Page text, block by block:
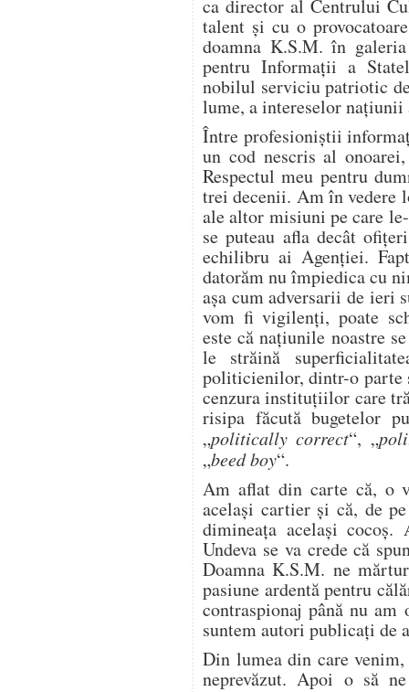
ca director al Centrului
talent şi cu o
doamna K.S.M. în
pentru Informaţii a
nobilul serviciu patriotic
lume, a intereselor naţiunii
Între profesioniştii
un cod nescris al
Respectul meu pentru
trei decenii. Am în vedere
ale altor misiuni pe care
se puteau afla decât
echilibru ai Agenţiei.
datorăm nu împiedica cu
aşa cum adversarii de ieri
vom fi vigilenţi, poate
este că naţiunile noastre
le străină
politicienilor, dintr-o parte
cenzura instituţiilor care
risipa făcută bugetelor
„politically correct“, „
„beed boy“.
Am aflat din carte că, o
acelaşi cartier şi că, de
dimineaţa acelaşi cocoş.
Undeva se va crede că
Doamna K.S.M. ne
pasiune ardentă pentru
contraspionaj până nu
suntem autori publicaţi de
Din lumea din care venim,
neprevăzut. Apoi o să